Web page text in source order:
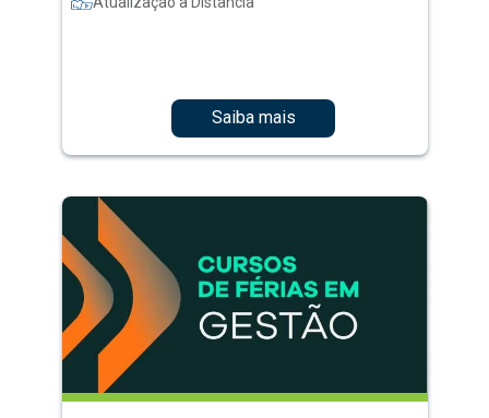
Saiba mais